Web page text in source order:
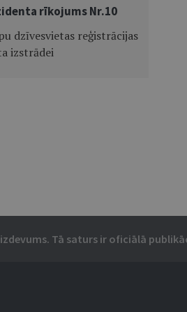
rīkojums Nr.10
dzīvesvietas reģistrācijas
izstrādei
Tā saturs ir oficiālā